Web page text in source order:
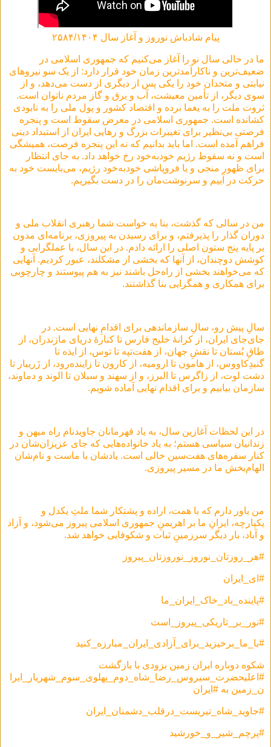
پیام شادباش نوروز و آغاز سال ۲۵۸۴/۱۴۰۴
ما در حالی سال نو را آغاز می‌کنیم که جمهوری اسلامی در
ضعیف‌ترین و ناکارآمدترین زمان خود قرار دارد: از یک سو نیروهای
نیابتی و متحدان خود را یکی پس از دیگری از دست می‌دهد، و از
سوی دیگر، از تأمین معیشت، آب و برق و گاز مردم ناتوان است.
ثروت ملت را به یغما برده و اقتصاد کشور و پول ملی را به نابودی
کشانده است. جمهوری اسلامی در معرض سقوط است و پنجره
فرصتی بی‌نظیر برای تغییرات بزرگ و رهایی ایران از استبداد دینی
فراهم آمده است. اما باید بدانیم که نه این پنجره فرصت، همیشگی
است و نه سقوط رژیم خودبه‌خود رخ خواهد داد. به جای انتظار
برای ظهور منجی و یا فروپاشی خودبه‌خود رژیم، می‌بایست خود به
حرکت در آییم و سرنوشت‌مان را در دست بگیریم.
من در سالی که گذشت، بنا به خواست شما رهبری انقلاب ملی و
دوران گذار را پذیرفتم، و برای رسیدن به پیروزی، برنامه‌ای مدون
بر پایه پنج ستون اصلی را ارائه دادم. در این سال، با عملگرایی و
کوشش دوچندان، از آنها که بخشی از مشکلند، عبور کردیم. آنهایی
که می‌خواهند بخشی از راه‌حل باشند نیز به هم پیوستند و چارچوبی
برای همکاری و همگرایی بنا گذاشتند.
سالِ پیش رو، سالِ سازماندهی برای اقدامِ نهایی است. در
جای‌جای ایران، از کرانۀ خلیج فارس تا کنارۀ دریای مازندران، از
طاقِ بُستان تا نقشِ جهان، از هفت‌تپه تا توس، از ایذه تا
گنبدِکاووس، از هامون تا ارومیه، از کارون تا زاینده‌‌رود، از زَریبار تا
دشت لوت، از زاگرس تا البرز، و از سهند و سبلان تا الوند و دماوند،
سازمان بیابیم و برای اقدام نهایی آماده شویم.
در این لحظات آغازین سال، به یاد قهرمانان جاویدنام راه میهن و
زندانیان سیاسی هستم؛ به یاد خانواده‌هایی که جای عزیزان‌شان در
کنار سفره‌های هفت‌سین خالی است. یادشان با ماست و نام‌شان
الهام‌بخش ما در مسیر پیروزی.
من باور دارم که با همت، اراده و پشتکار شما ملتِ یکدل و
یکپارچه، ایرانِ ما بر اهریمنِ جمهوری اسلامی پیروز می‌شود، و آزاد
و آباد، بار دیگر سرزمینِ ثبات و شکوفایی خواهد شد.
#هر_روزتان_نوروز_نوروزتان_پیروز
#ای_ایران
#پاینده_باد_خاک_ایران_ما
#نور_بر_تاریکی_پیروز_است
#با_ما_برخیزید_برای_آزادی_ایران_مبارزه_کنید
شکوه دوباره ایران زمین بزودی با بازگشت
#اعلیحضرت_سیروس_رضا_شاه_دوم_پهلوی_سوم_شهریار_ایرا
ن_زمین به #ایران
#جاوید_شاه_تیریست_درقلب_دشمنان_ایران
#پرچم_شیر_و_خورشید